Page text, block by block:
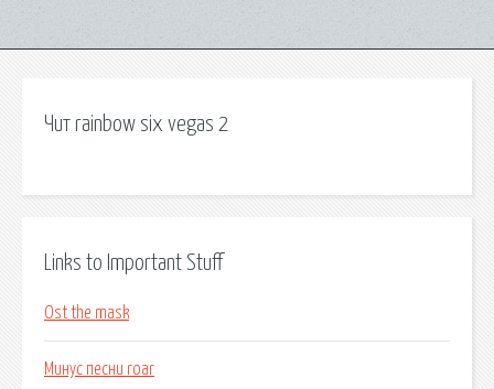
Чит rainbow six vegas 2
Links to Important Stuff
Ost the mask
Минус песни roar